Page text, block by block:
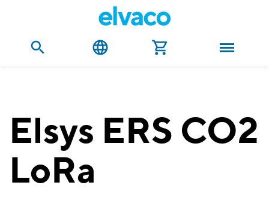
Elsys ERS CO2
LoRa